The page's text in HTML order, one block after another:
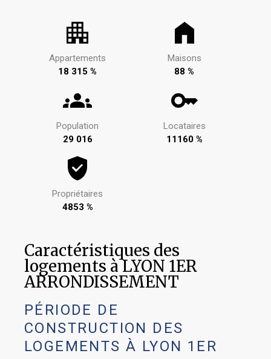
Appartements
18 315 %
Maisons
88 %
Population
29 016
Locataires
11160 %
Propriétaires
4853 %
Caractéristiques des
logements à LYON 1ER
ARRONDISSEMENT
PÉRIODE DE
CONSTRUCTION DES
LOGEMENTS À LYON 1ER